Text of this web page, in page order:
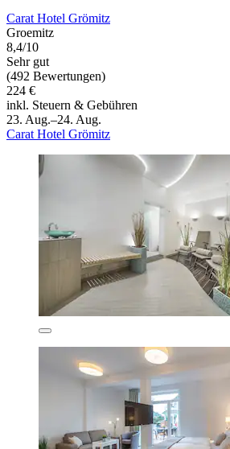
Carat Hotel Grömitz
Groemitz
8,4/10
Sehr gut
(492 Bewertungen)
224 €
inkl. Steuern & Gebühren
23. Aug.–24. Aug.
Carat Hotel Grömitz